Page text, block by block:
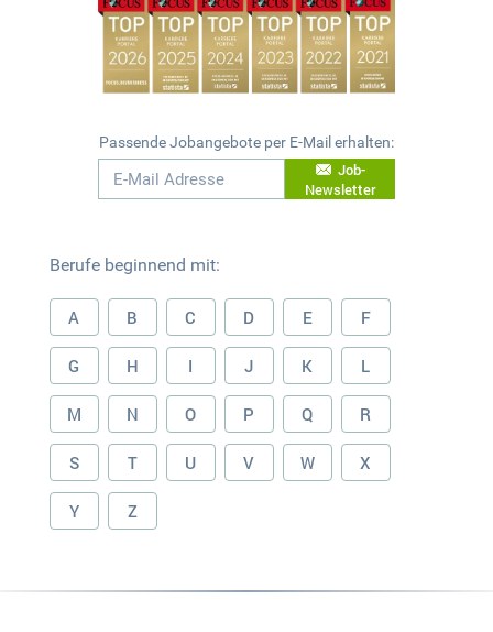
Passende Jobangebote per E-Mail erhalten:
Job-
Newsletter
Berufe beginnend mit:
A B C D E F
G H I J K L
M N O P Q R
S T U V W X
Y Z